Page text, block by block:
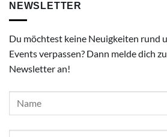
NEWSLETTER
Du möchtest keine Neuigkeiten rund
Events verpassen? Dann melde dich
Newsletter an!